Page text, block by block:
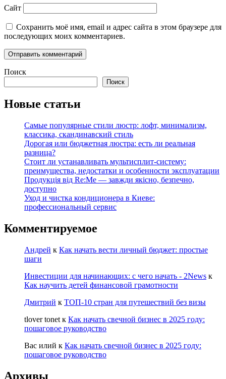
Сайт
Сохранить моё имя, email и адрес сайта в этом браузере для
последующих моих комментариев.
Поиск
Поиск
Новые статьи
Самые популярные стили люстр: лофт, минимализм,
классика, скандинавский стиль
Дорогая или бюджетная люстра: есть ли реальная
разница?
Стоит ли устанавливать мультисплит-систему:
преимущества, недостатки и особенности эксплуатации
Продукція від Re:Me — завжди якісно, безпечно,
доступно
Уход и чистка кондиционера в Киеве:
профессиональный сервис
Комментируемое
Андрей к Как начать вести личный бюджет: простые
шаги
Инвестиции для начинающих: с чего начать - 2News к
Как научить детей финансовой грамотности
Дмитрий к ТОП-10 стран для путешествий без визы
tlover tonet к Как начать свечной бизнес в 2025 году:
пошаговое руководство
Вас илий к Как начать свечной бизнес в 2025 году:
пошаговое руководство
Архивы